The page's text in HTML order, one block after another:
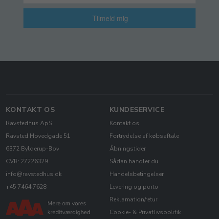
Tilmeld mig
KONTAKT OS
Ravstedhus ApS
Ravsted Hovedgade 51
6372 Bylderup-Bov
CVR: 27226329
info@ravstedhus.dk
+45 7464 7628
KUNDESERVICE
Kontakt os
Fortrydelse af købsaftale
Åbningstider
Sådan handler du
Handelsbetingelser
Levering og porto
Reklamation/retur
Cookie- & Privatlivspolitik